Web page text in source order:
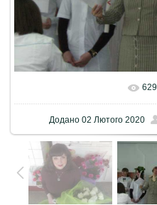
629
Додано02 Лютого 2020